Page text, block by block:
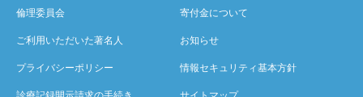
倫理委員会 寄付金について
ご利用いただいた著名人 お知らせ
プライバシーポリシー 情報セキュリティ基本方針